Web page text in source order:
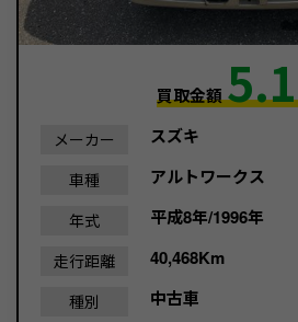
買取金額5.1
メーカー スズキ
車種 アルトワークス
年式 平成8年/1996年
走行距離 40,468Km
種別 中古車